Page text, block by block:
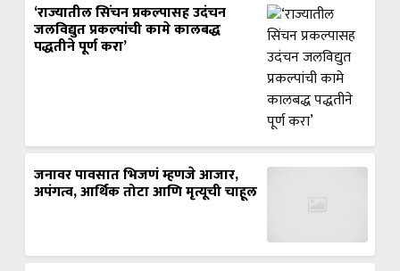
‘राज्यातील सिंचन प्रकल्पासह उदंचन
जलविद्युत प्रकल्पांची कामे कालबद्ध
पद्धतीने पूर्ण करा’
जनावर पावसात भिजणं म्हणजे आजार,
अपंगत्व, आर्थिक तोटा आणि मृत्यूची चाहूल